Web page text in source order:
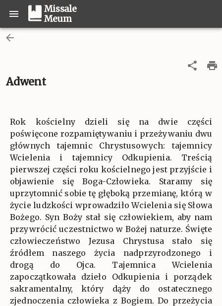
Missale
Meum
Adwent
Rok kościelny dzieli się na dwie części
poświęcone rozpamiętywaniu i przeżywaniu dwu
głównych tajemnic Chrystusowych: tajemnicy
Wcielenia i tajemnicy Odkupienia. Treścią
pierwszej części roku kościelnego jest przyjście i
objawienie się Boga-Człowieka. Staramy się
uprzytomnić sobie tę głęboką przemianę, którą w
życie ludzkości wprowadziło Wcielenia się Słowa
Bożego. Syn Boży stał się człowiekiem, aby nam
przywrócić uczestnictwo w Bożej naturze. Święte
człowieczeństwo Jezusa Chrystusa stało się
źródłem naszego życia nadprzyrodzonego i
drogą do Ojca. Tajemnica Wcielenia
zapoczątkowała dzieło Odkupienia i porządek
sakramentalny, który dąży do ostatecznego
zjednoczenia człowieka z Bogiem. Do przeżycia